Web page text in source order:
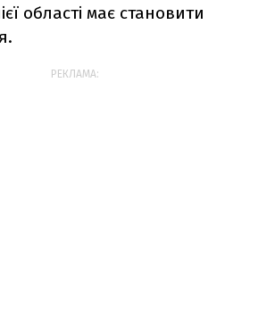
області має становити
РЕКЛАМА: